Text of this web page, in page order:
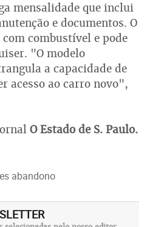
mensalidade que inclui
e documentos. O
combustível e pode
"O modelo
a capacidade de
acesso ao carro novo",
O Estado de S. Paulo.
abandono